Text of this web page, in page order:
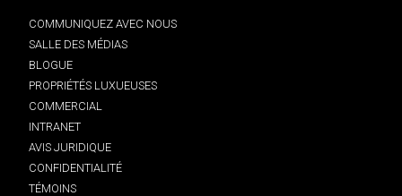
COMMUNIQUEZ AVEC NOUS
SALLE DES MÉDIAS
BLOGUE
PROPRIÉTÉS LUXUEUSES
COMMERCIAL
INTRANET
AVIS JURIDIQUE
CONFIDENTIALITÉ
TÉMOINS